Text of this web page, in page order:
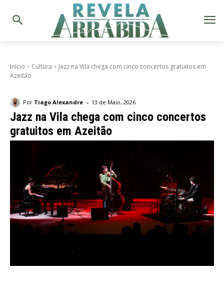
Início Cultura
Jazz na Vila chega com cinco concertos gratuitos em
Azeitão
Por Tiago Alexandre - 13 de Maio, 2026
Jazz na Vila chega com cinco concertos
gratuitos em Azeitão